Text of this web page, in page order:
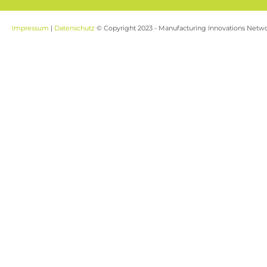
Impressum | Datenschutz © Copyright 2023 - Manufacturing Innovations